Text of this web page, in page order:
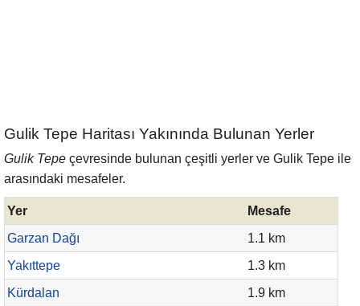
Gulik Tepe Haritası Yakınında Bulunan Yerler
Gulik Tepe çevresinde bulunan çeşitli yerler ve Gulik Tepe ile
arasındaki mesafeler.
Yer
Mesafe
Garzan Dağı
1.1 km
Yakıttepe
1.3 km
Kürdalan
1.9 km